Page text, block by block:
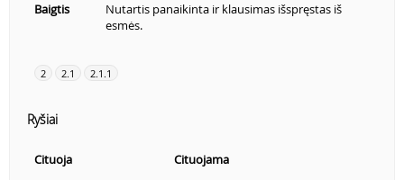
Baigtis
Nutartis panaikinta ir klausimas išspręstas iš
esmės.
2 2.1 2.1.1
Ryšiai
Cituoja
Cituojama